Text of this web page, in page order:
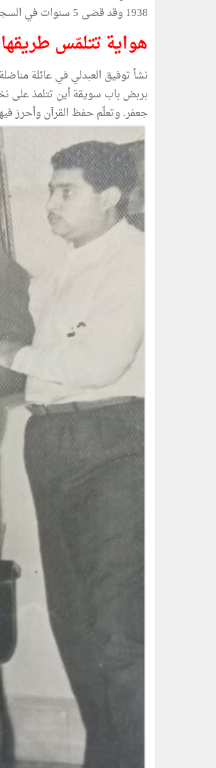
1938 وقد قضى 5 سنوات في السجون الفرنسية...
هواية تتلمّس طريقها
نشأ توفيق العبدلي في عائلة
بربض باب سويقة أين تتلمذ على
جعفر. وتعلّم حفظ القرآن وأحرز